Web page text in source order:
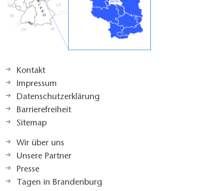
Kontakt
Impressum
Datenschutzerklärung
Barrierefreiheit
Sitemap
Wir über uns
Unsere Partner
Presse
Tagen in Brandenburg